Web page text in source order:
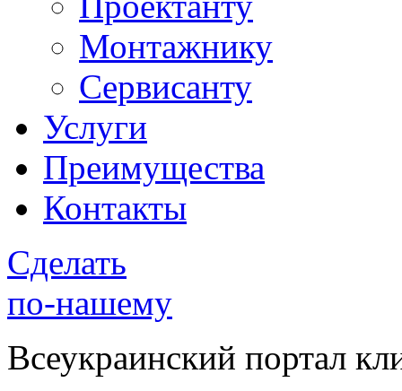
Монтажнику
Сервисанту
Услуги
Преимущества
Контакты
Сделать
по-нашему
Всеукраинский портал